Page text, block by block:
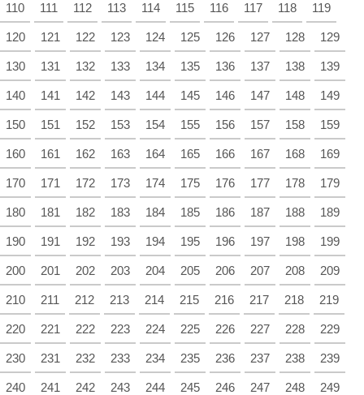
110 111 112 113 114 115 116 117 118 119
120 121 122 123 124 125 126 127 128 129
130 131 132 133 134 135 136 137 138 139
140 141 142 143 144 145 146 147 148 149
150 151 152 153 154 155 156 157 158 159
160 161 162 163 164 165 166 167 168 169
170 171 172 173 174 175 176 177 178 179
180 181 182 183 184 185 186 187 188 189
190 191 192 193 194 195 196 197 198 199
200 201 202 203 204 205 206 207 208 209
210 211 212 213 214 215 216 217 218 219
220 221 222 223 224 225 226 227 228 229
230 231 232 233 234 235 236 237 238 239
240 241 242 243 244 245 246 247 248 249